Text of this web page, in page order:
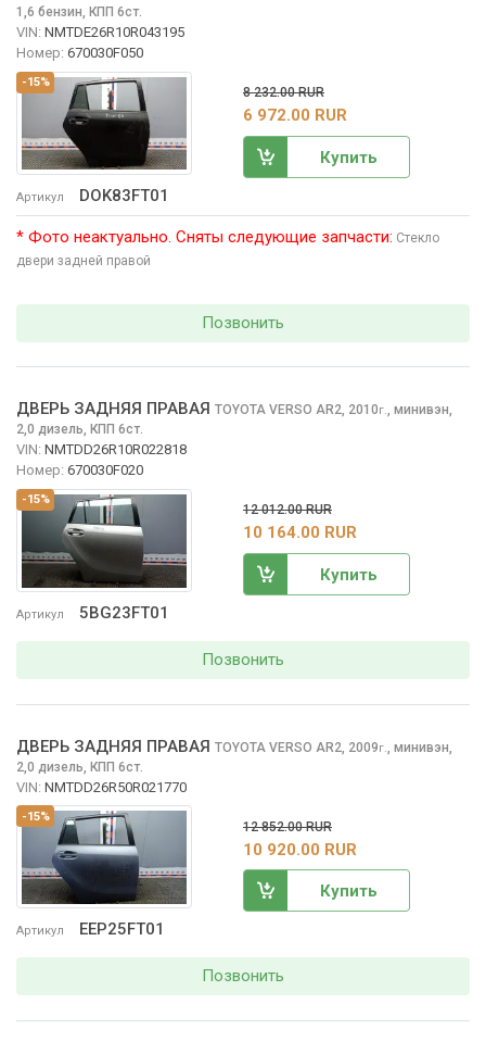
-15%
Артикул DOK83FT01
1,6 бензин, КПП 6ст.
VIN: NMTDE26R10R043195
Номер: 670030F050
8 232.00 RUR
6 972.00 RUR
Купить
* Фото неактуально. Сняты следующие запчасти: Стекло
двери задней правой
Позвонить
-15%
Артикул 5BG23FT01
ДВЕРЬ ЗАДНЯЯ ПРАВАЯ TOYOTA VERSO AR2, 2010г., минивэн,
2,0 дизель, КПП 6ст.
VIN: NMTDD26R10R022818
Номер: 670030F020
12 012.00 RUR
10 164.00 RUR
Купить
Позвонить
-15%
Артикул EEP25FT01
ДВЕРЬ ЗАДНЯЯ ПРАВАЯ TOYOTA VERSO AR2, 2009г.
минивэн,
2,0 дизель, КПП 6ст.
VIN: NMTDD26R50R021770
12 852.00 RUR
10 920.00 RUR
Купить
Позвонить